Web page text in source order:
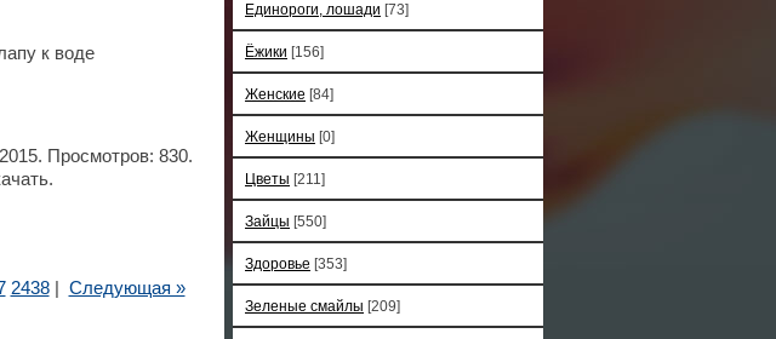
к воде
Просмотров: 830.
2438| Следующая »
Единороги, лошади [73]
Ёжики [156]
Женские [84]
Женщины [0]
Цветы [211]
Зайцы [550]
Здоровье [353]
Зеленые смайлы [209]